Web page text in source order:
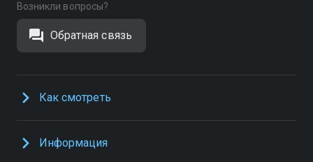
Возникли вопросы?
Обратная связь
Как смотреть
Информация